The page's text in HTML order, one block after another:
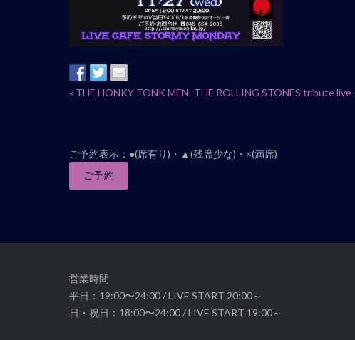
イ
ト
ナ
ョ
«THE HONKY TONK MEN -THE ROLLING STONES tribute live-
ご予約表示：●(席有り)・▲(残席少な)・×(満席)
ご予約
営業時間
平日：19:00〜24:00 / LIVE START 20:00～
日・祝日：18:00〜24:00 / LIVE START 19:00～